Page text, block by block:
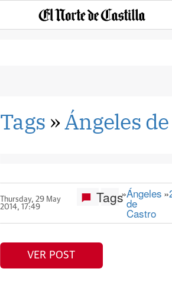
Tags »Ángeles
Thursday, 29 May
2014, 17:49
Tags»Ángeles
de
Castro
»
VER POST